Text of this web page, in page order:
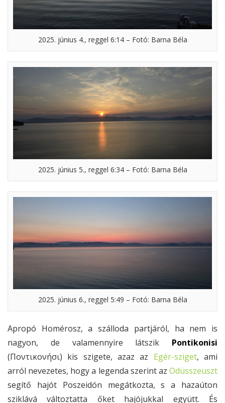
2025. június 4., reggel 6:14 – Fotó: Barna Béla
2025. június 5., reggel 6:34 – Fotó: Barna Béla
2025. június 6., reggel 5:49 – Fotó: Barna Béla
Apropó Homérosz, a szálloda partjáról, ha nem is
nagyon, de valamennyire látszik Pontikonisi
(Ποντικονήσι) kis szigete, azaz az Egér-sziget, ami
arról nevezetes, hogy a legenda szerint az Odüsszeuszt
segítő hajót Poszeidón megátkozta, s a hazaúton
sziklává változtatta őket hajójukkal együtt. És